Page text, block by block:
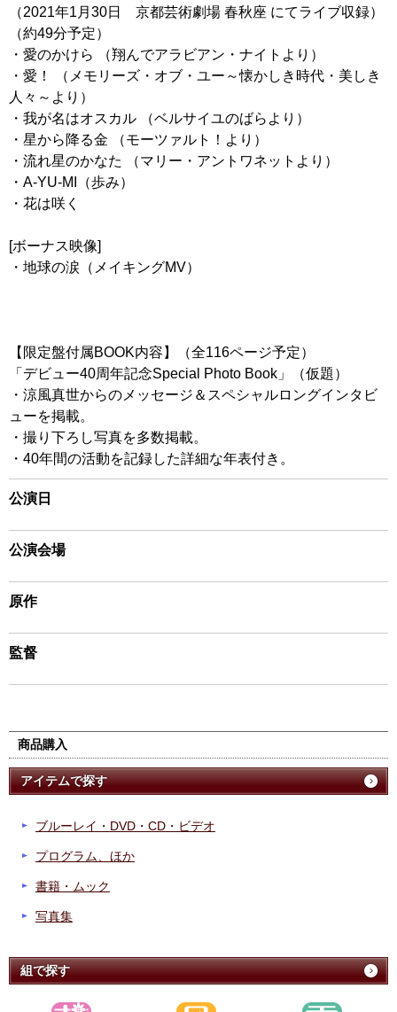
（2021年1月30日 京都芸術劇場 春秋座 にてライブ収録）
（約49分予定）
・愛のかけら （翔んでアラビアン・ナイトより）
・愛！ （メモリーズ・オブ・ユー～懐かしき時代・美しき
人々～より）
・我が名はオスカル （ベルサイユのばらより）
・星から降る金 （モーツァルト！より）
・流れ星のかなた （マリー・アントワネットより）
・A-YU-MI（歩み）
・花は咲く
[ボーナス映像]
・地球の涙（メイキングMV）
【限定盤付属BOOK内容】（全116ページ予定）
「デビュー40周年記念Special Photo Book」（仮題）
・涼風真世からのメッセージ＆スペシャルロングインタビ
ューを掲載。
・撮り下ろし写真を多数掲載。
・40年間の活動を記録した詳細な年表付き。
公演日
公演会場
原作
監督
商品購入
アイテムで探す
ブルーレイ・DVD・CD・ビデオ
プログラム、ほか
書籍・ムック
写真集
組で探す